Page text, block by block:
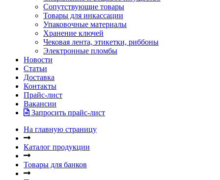
Сопутствующие товары
Товары для инкассации
Упаковочные материалы
Хранение ключей
Чековая лента, этикетки, риббоны
Электронные пломбы
Новости
Статьи
Доставка
Контакты
Прайс-лист
Вакансии
Запросить прайс-лист
На главную страницу
Каталог продукции
Товары для банков